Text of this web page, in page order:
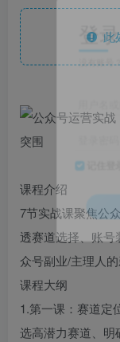
此
课程介绍
7节实战课聚焦公
透赛道选择、账号
众号副业/主理人
课程大纲
1.第一课：赛道定
选高潜力赛道、明
登录
记住登录